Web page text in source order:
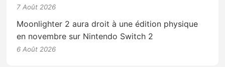
7 Août 2026
Moonlighter 2 aura droit à une édition physique
en novembre sur Nintendo Switch 2
6 Août 2026